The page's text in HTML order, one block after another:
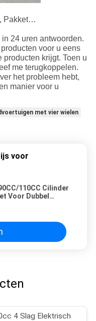
Pakket…
24 uren antwoorden.
voor u eens
producten krijgt. Toen u
me terugkoppelen.
het probleem hebt,
manier voor u
met vier wielen
voor
110CC Cilinder
Voor Dubbel
4 Slag Elektrisch